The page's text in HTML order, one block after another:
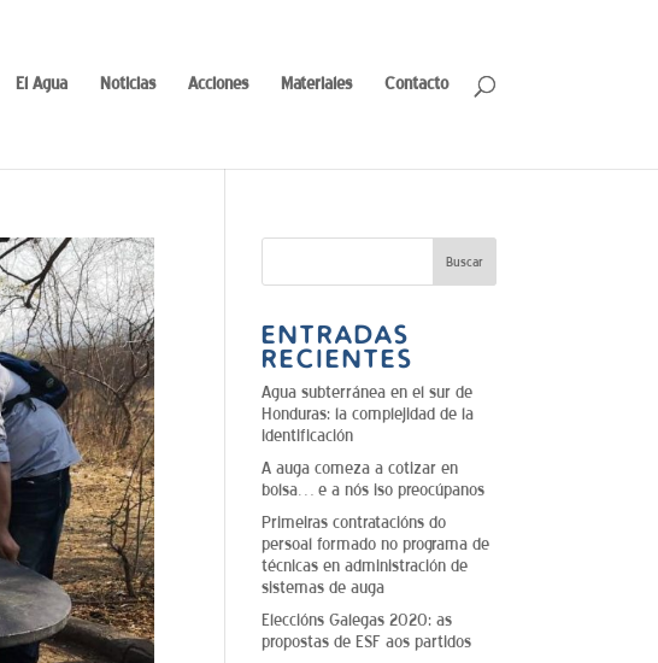
El Agua Noticias Acciones Materiales Contacto
ENTRADAS
RECIENTES
Agua subterránea en el sur de
Honduras: la complejidad de la
identificación
A auga comeza a cotizar en
bolsa… e a nós iso preocúpanos
Primeiras contratacións do
persoal formado no programa de
técnicas en administración de
sistemas de auga
Eleccións Galegas 2020: as
propostas de ESF aos partidos